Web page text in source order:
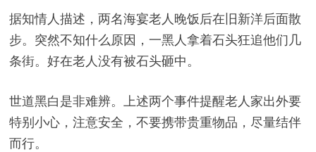
据知情人描述，两名海宴老人晚饭后在旧新洋后面散
步。突然不知什么原因，一黑人拿着石头狂追他们几
条街。好在老人没有被石头砸中。
世道黑白是非难辨。上述两个事件提醒老人家出外要
特别小心，注意安全，不要携带贵重物品，尽量结伴
而行。